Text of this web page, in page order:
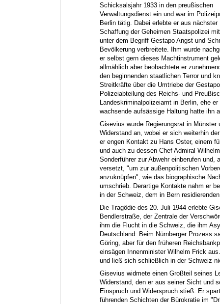
Schicksalsjahr 1933 in den preußischen
Verwaltungsdienst ein und war im
Berlin tätig. Dabei erlebte er aus nächster
Schaffung der Geheimen Staatspolizei
unter dem Begriff Gestapo Angst und
Bevölkerung verbreitete. Ihm wurde
er selbst gern dieses Machtinstrument
allmählich aber beobachtete er
den beginnenden staatlichen Terror und
Streitkräfte über die Umtriebe der
Polizeiabteilung des Reichs- und
Landeskriminalpolizeiamt in Berlin, ehe
wachsende aufsässige Haltung hatte ihn
Gisevius wurde Regierungsrat in
Widerstand an, wobei er sich weiterhin
er engen Kontakt zu Hans Oster, einem
und auch zu dessen Chef Admiral
Sonderführer zur Abwehr einberufen
versetzt, "um zur außenpolitischen
anzuknüpfen", wie das biographische
umschrieb. Derartige Kontakte nahm er
in der Schweiz, dem in Bern
Die Tragödie des 20. Juli 1944 erlebte
Bendlerstraße, der Zentrale der
ihm die Flucht in die Schweiz, die ihm
Deutschland: Beim Nürnberger Prozess
Göring, aber für den früheren
einsägen Innenminister Wilhelm Frick
und ließ sich schließlich in der Schweiz
Gisevius widmete einen Großteil seines
Widerstand, den er aus seiner Sicht und
Einspruch und Widerspruch stieß. Er
führenden Schichten der Bürokratie im